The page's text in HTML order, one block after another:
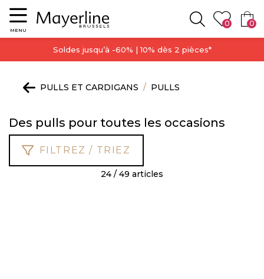
Menu
MENU Rechercher
0 0
Soldes jusqu’à -60% | 10% dès 2 pièces*
PULLS ET CARDIGANS PULLS
Des pulls pour toutes les occasions
FILTREZ / TRIEZ
24 / 49 articles